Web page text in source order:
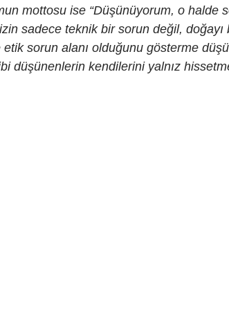
mottosu ise “Düşünüyorum, o halde
sadece teknik bir sorun değil,
sorun alanı olduğunu gösterme
düşünenlerin kendilerini yalnız